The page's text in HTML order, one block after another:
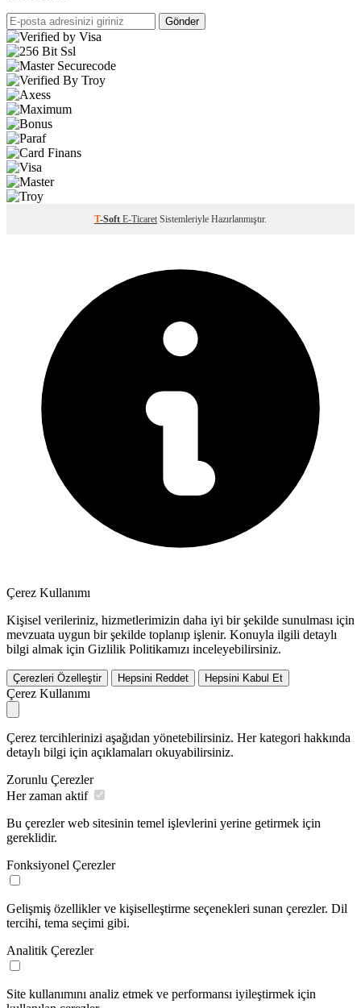
Gönder
T-Soft E-Ticaret Sistemleriyle Hazırlanmıştır.
Çerez Kullanımı
Kişisel verileriniz, hizmetlerimizin daha iyi bir şekilde sunulması için
mevzuata uygun bir şekilde toplanıp işlenir. Konuyla ilgili detaylı
bilgi almak için Gizlilik Politikamızı inceleyebilirsiniz.
Çerezleri Özelleştir Hepsini Reddet Hepsini Kabul Et
Çerez Kullanımı
Çerez tercihlerinizi aşağıdan yönetebilirsiniz. Her kategori hakkında
detaylı bilgi için açıklamaları okuyabilirsiniz.
Zorunlu Çerezler
Her zaman aktif
Bu çerezler web sitesinin temel işlevlerini yerine getirmek için
gereklidir.
Fonksiyonel Çerezler
Gelişmiş özellikler ve kişiselleştirme seçenekleri sunan çerezler. Dil
tercihi, tema seçimi gibi.
Analitik Çerezler
Site kullanımını analiz etmek ve performansı iyileştirmek için